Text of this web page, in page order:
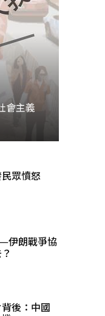
會主義
眾憤怒
伊朗戰爭協
後：中國